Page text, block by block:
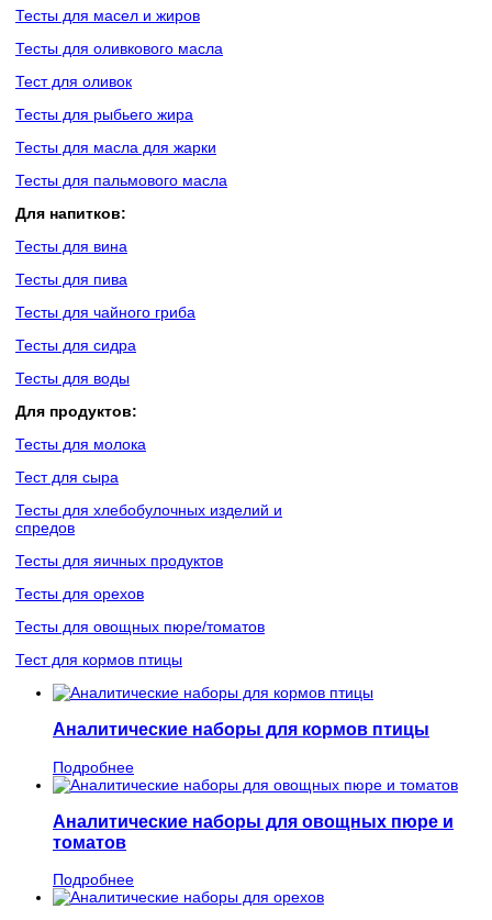
Тесты для масел и жиров
Тесты для оливкового масла
Тест для оливок
Тесты для рыбьего жира
Тесты для масла для жарки
Тесты для пальмового масла
Для напитков:
Тесты для вина
Тесты для пива
Тесты для чайного гриба
Тесты для сидра
Тесты для воды
Для продуктов:
Тесты для молока
Тест для сыра
Тесты для хлебобулочных изделий и
спредов
Тесты для яичных продуктов
Тесты для орехов
Тесты для овощных пюре/томатов
Тест для кормов птицы
Аналитические наборы для кормов птицы
Подробнее
Аналитические наборы для овощных пюре и
томатов
Подробнее